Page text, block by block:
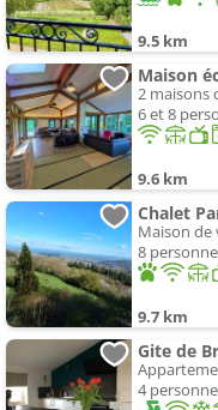
9.5 km
2 maisons
6 et 8
9.6 km
Chalet
Maison de
8
9.7 km
Gite de
4